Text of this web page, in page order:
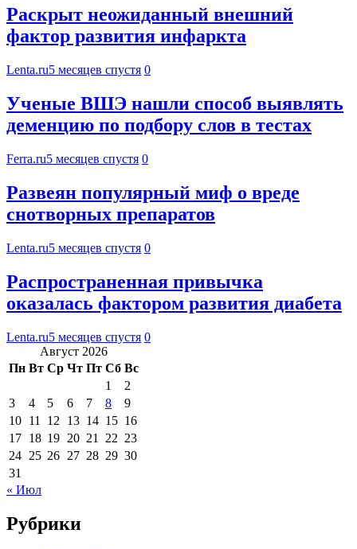
Раскрыт неожиданный внешний
фактор развития инфаркта
Lenta.ru5 месяцев спустя 0
Ученые ВШЭ нашли способ выявлять
деменцию по подбору слов в тестах
Ferra.ru5 месяцев спустя 0
Развеян популярный миф о вреде
снотворных препаратов
Lenta.ru5 месяцев спустя 0
Распространенная привычка
оказалась фактором развития диабета
Lenta.ru5 месяцев спустя 0
Август 2026
Пн Вт Ср Чт Пт Сб Вс
1
2
3
4 5 6 7 8
9
10 11 12 13 14 15 16
17 18 19 20 21 22 23
24 25 26 27 28 29 30
31
« Июл
Рубрики